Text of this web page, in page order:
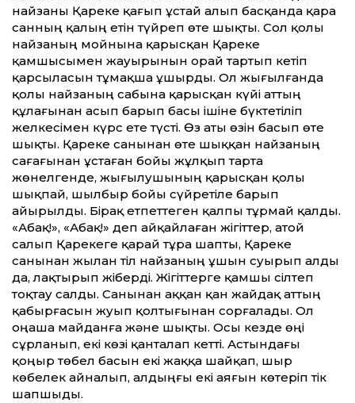
найзаны Қареке қағып ұстай алып басқанда қара
санның қалың етін түйреп өте шықты. Сол қолы
найзаның мой­нына қарысқан Қареке
қамшысымен жауырынын орай тартып кетіп
қарсыласын тұмақша ұшырды. Ол жығылғанда
қолы найзаның сабына қарысқан күйі аттың
құлағынан асып барып басы ішіне бүктетіліп
желкесімен күрс ете түсті. Өз аты өзін ба­сып өте
шықты. Қареке санынан өте шық­қан найзаның
сағағынан ұстаған бойы жұл­қып тарта
жөнелгенде, жығылушының қарыс­қан қолы
шықпай, шылбыр бойы сүйре­тіле барып
айырылды. Бірақ етпеттеген қалпы тұрмай қалды.
«Абақ!», «Абақ!» деп айқайлаған жігіттер, атой
салып Қарекеге қарай тұра шапты, Қареке
санынан жылан тіл найзаның ұшын суырып алды
да, лақтырып жіберді. Жігіттерге қамшы сілтеп
тоқтау салды. Санынан аққан қан жайдақ аттың
қабырғасын жуып қолтығынан сорғалады. Ол
оңаша майданға және шықты. Осы кезде өңі
сұрланып, екі көзі қанталап кетті. Астындағы
қоңыр төбел басын екі жаққа шайқап, шыр
көбелек айналып, алдыңғы екі аяғын көтеріп тік
шапшыды.